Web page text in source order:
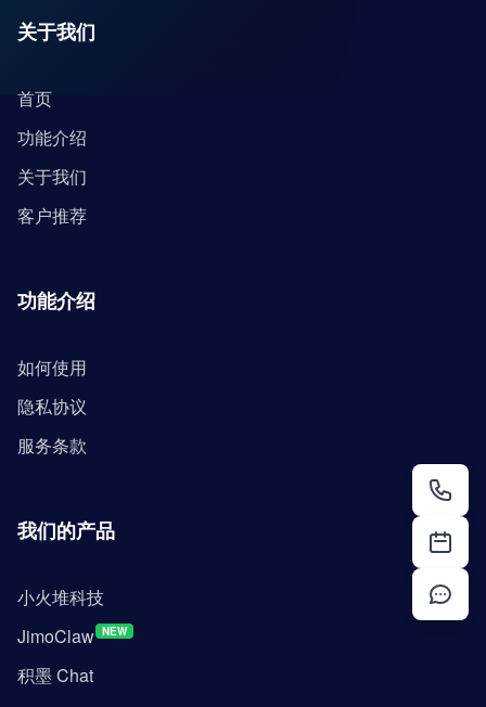
关于我们
首页
功能介绍
关于我们
客户推荐
功能介绍
如何使用
隐私协议
服务条款
我们的产品
小火堆科技
JimoClaw NEW
积墨 Chat